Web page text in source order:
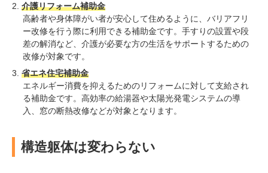
介護リフォーム補助金
高齢者や身体障がい者が安心して住めるように、バリアフリ
ー改修を行う際に利用できる補助金です。手すりの設置や段
差の解消など、介護が必要な方の生活をサポートするための
改修が対象です。
省エネ住宅補助金
エネルギー消費を抑えるためのリフォームに対して支給され
る補助金です。高効率の給湯器や太陽光発電システムの導
入、窓の断熱改修などが対象となります。
構造躯体は変わらない